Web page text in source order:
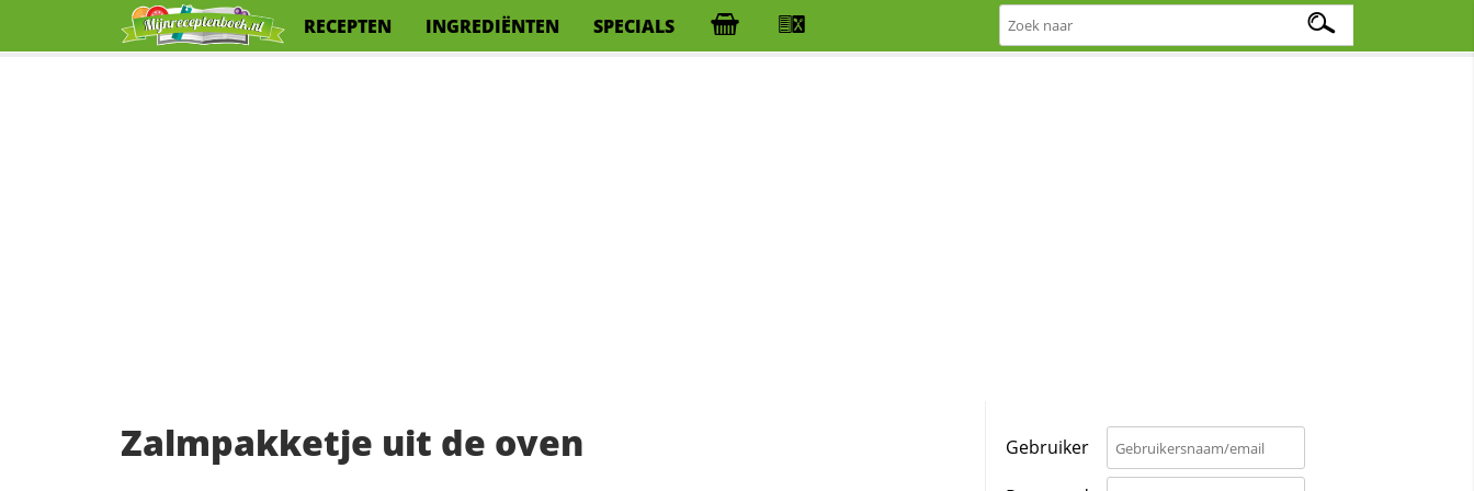
RECEPTEN INGREDIËNTEN SPECIALS
Zalmpakketje uit de oven Gebruiker